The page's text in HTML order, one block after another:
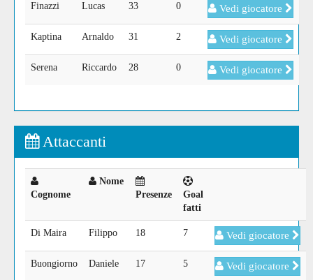
Finazzi Lucas 33 0 Vedi giocatore
Kaptina Arnaldo 31 2 Vedi giocatore
Serena Riccardo 28 0 Vedi giocatore
Attaccanti
Cognome
Nome
Presenze
Goal
fatti
Di Maira Filippo 18 7 Vedi giocatore
Buongiorno Daniele 17 5 Vedi giocatore